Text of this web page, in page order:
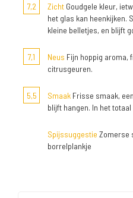
7,2
Zicht Goudgele kleur,
het glas kan heenkijken.
kleine belletjes, en blijft
7,1 Neus Fijn hoppig aroma,
citrusgeuren.
5,5 Smaak Frisse smaak,
blijft hangen. In het
Spijssuggestie Zomerse
borrelplankje